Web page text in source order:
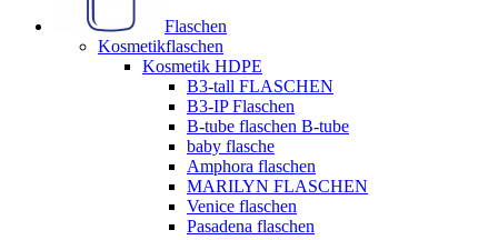
Flaschen
Kosmetikflaschen
Kosmetik HDPE
B3-tall FLASCHEN
B3-IP Flaschen
B-tube flaschen B-tube
baby flasche
Amphora flaschen
MARILYN FLASCHEN
Venice flaschen
Pasadena flaschen